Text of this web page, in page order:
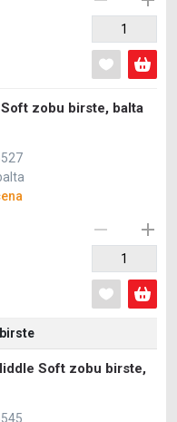
zobu birste, balta
Soft zobu birste,